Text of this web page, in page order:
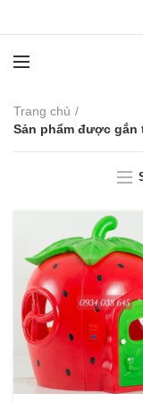
Trang chủ
Sản phẩm được gắn